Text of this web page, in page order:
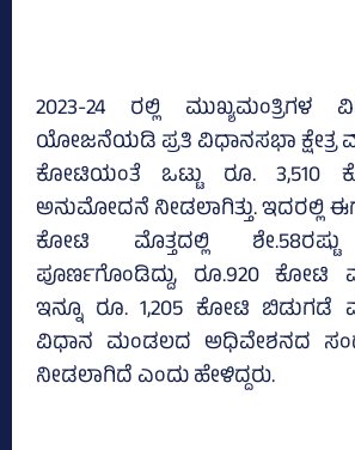
2023-24 ರಲ್ಲಿ ಮುಖ್ಯಮಂತ್ರಿಗಳ
ಯೋಜನೆಯಡಿ ಪ್ರತಿ ವಿಧಾನಸಭಾ ಕ್ಷೇತ್ರ
ಕೋಟಿಯಂತೆ ಒಟ್ಟು ರೂ. 3,510
ಅನುಮೋದನೆ ನೀಡಲಾಗಿತ್ತು. ಇದರಲ್ಲಿ
ಕೋಟಿ ಮೊತ್ತದಲ್ಲಿ
ಪೂರ್ಣಗೊಂಡಿದ್ದು, ರೂ.920 ಕೋಟಿ
ಇನ್ನೂ ರೂ. 1,205 ಕೋಟಿ ಬಿಡುಗಡೆ
ವಿಧಾನ ಮಂಡಲದ ಅಧಿವೇಶನದ
ನೀಡಲಾಗಿದೆ ಎಂದು ಹೇಳಿದ್ದರು.